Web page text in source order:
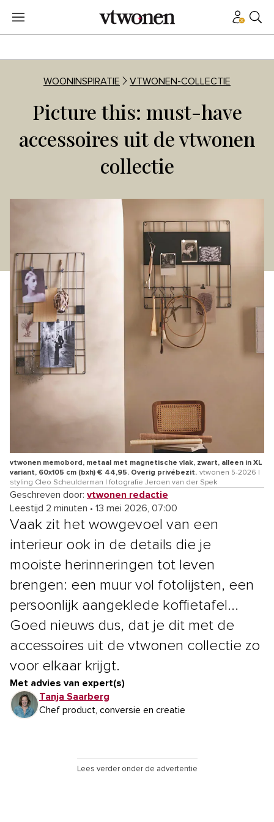
WOONINSPIRATIE VTWONEN-COLLECTIE
Picture this: must-have
accessoires uit de vtwonen
collectie
vtwonen memobord, metaal met magnetische vlak, zwart, alleen in XL
variant, 60x105 cm (bxh) € 44,95. Overig privébezit. vtwonen 5-2026 |
styling Cleo Scheulderman | fotografie Jeroen van der Spek
Geschreven door: vtwonen redactie
Leestijd 2 minuten • 13 mei 2026, 07:00
Vaak zit het wowgevoel van een
interieur ook in de details die je
mooiste herinneringen tot leven
brengen: een muur vol fotolijsten, een
persoonlijk aangeklede koffietafel...
Goed nieuws dus, dat je dit met de
accessoires uit de vtwonen collectie zo
voor elkaar krijgt.
Met advies van expert(s)
Tanja Saarberg
Chef product, conversie en creatie
Lees verder onder de advertentie